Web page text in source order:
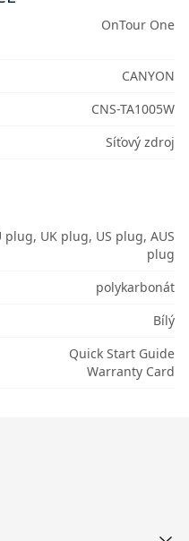
OnTour One
CANYON
CNS-TA1005W
Síťový zdroj
plug, UK plug, US plug, AUS
plug
polykarbonát
Bílý
Quick Start Guide
Warranty Card